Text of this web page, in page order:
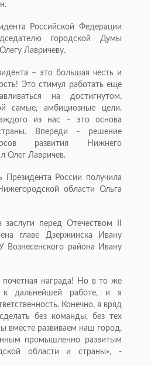
Российской Федерации
городской Думы
Лавричеву.
– это большая честь и
Это стимул работать еще
на достигнутом,
самые, амбициозные цели.
из нас – это основа
Впереди - решение
развития Нижнего
Олег Лавричев.
Президента России получила
области Ольга
перед Отечеством II
главе Дзержинска Ивану
Вознесенского района Ивану
почетная награда! Но в то же
к дальнейшей работе, и я
Конечно, я вряд
без команды, без тех
вместе развиваем наш город,
промышленно развитым
области и страны», -